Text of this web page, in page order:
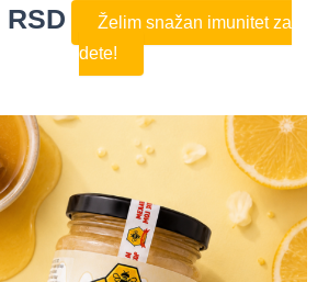
RSD
Želim snažan imunitet za
dete!